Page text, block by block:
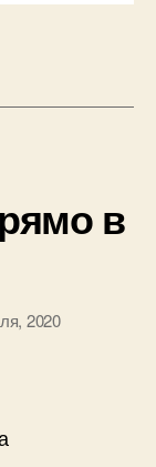
в
2020